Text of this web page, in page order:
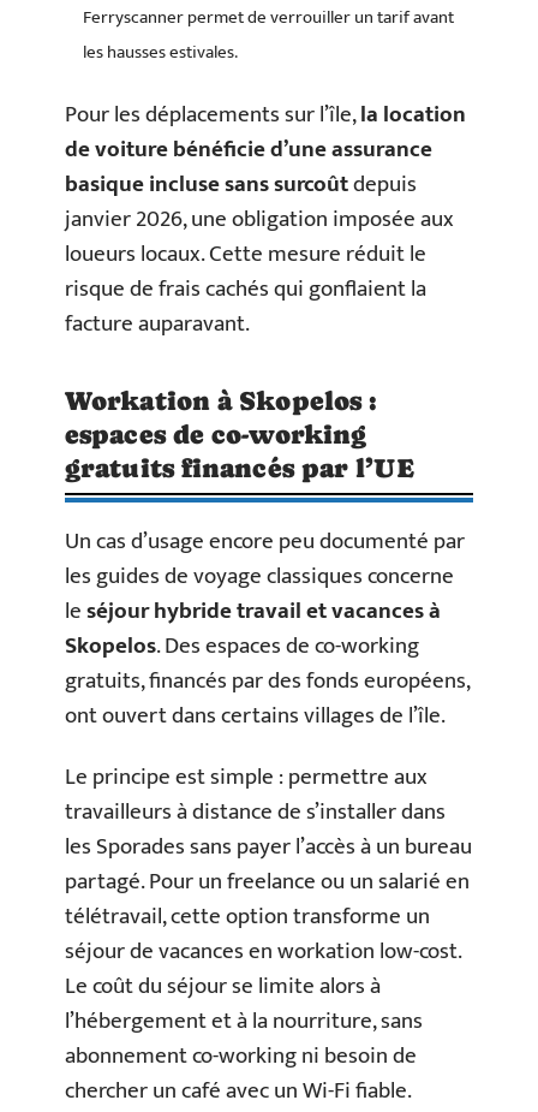
Ferryscanner permet de verrouiller un tarif avant
les hausses estivales.
Pour les déplacements sur l’île,la location
de voiture bénéficie d’une assurance
basique incluse sans surcoûtdepuis
janvier 2026, une obligation imposée aux
loueurs locaux. Cette mesure réduit le
risque de frais cachés qui gonflaient la
facture auparavant.
Workation à Skopelos :
espaces de co-working
gratuits financés par l’UE
Un cas d’usage encore peu documenté par
les guides de voyage classiques concerne
leséjour hybride travail et vacances à
Skopelos. Des espaces de co-working
gratuits, financés par des fonds européens,
ont ouvert dans certains villages de l’île.
Le principe est simple : permettre aux
travailleurs à distance de s’installer dans
les Sporades sans payer l’accès à un bureau
partagé. Pour un freelance ou un salarié en
télétravail, cette option transforme un
séjour de vacances en workation low-cost.
Le coût du séjour se limite alors à
l’hébergement et à la nourriture, sans
abonnement co-working ni besoin de
chercher un café avec un Wi-Fi fiable.